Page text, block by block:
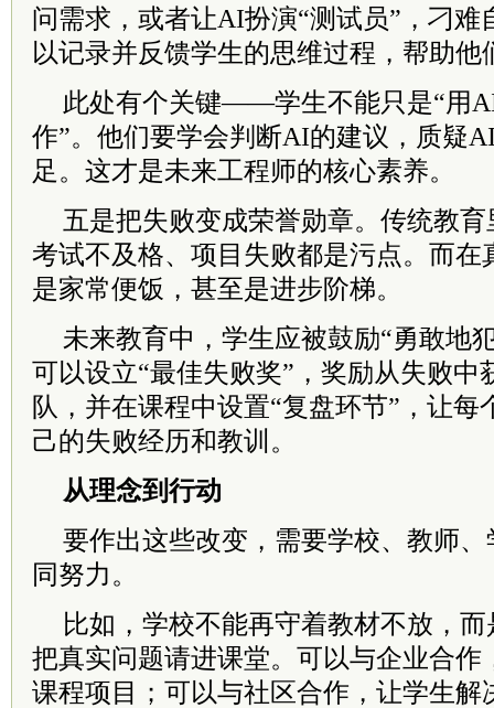
问需求，或者让AI扮演“测试员”，刁
以记录并反馈学生的思维过程，帮助他
此处有个关键——学生不能只是“用
作”。他们要学会判断AI的建议，质疑
足。这才是未来工程师的核心素养。
五是把失败变成荣誉勋章。传统教
考试不及格、项目失败都是污点。而在
是家常便饭，甚至是进步阶梯。
未来教育中，学生应被鼓励“勇敢地
可以设立“最佳失败奖”，奖励从失败中
队，并在课程中设置“复盘环节”，让每
己的失败经历和教训。
从理念到行动
要作出这些改变，需要学校、教师
同努力。
比如，学校不能再守着教材不放，
把真实问题请进课堂。可以与企业合作
课程项目；可以与社区合作，让学生解